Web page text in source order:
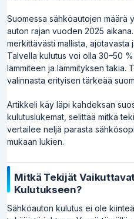
Suomessa sähköautojen määrä
auton rajan vuoden 2025
merkittävästi mallista,
Talvella kulutus voi olla 30–50
lämmiteen ja lämmityksen takia.
valinnasta erityisen tärkeää
Artikkeli käy läpi kahdeksan
kulutuslukemat, selittää mitkä
vertailee neljä parasta
mukaan lukien.
Mitkä Tekijät
Kulutukseen?
Sähköauton kulutus ei ole